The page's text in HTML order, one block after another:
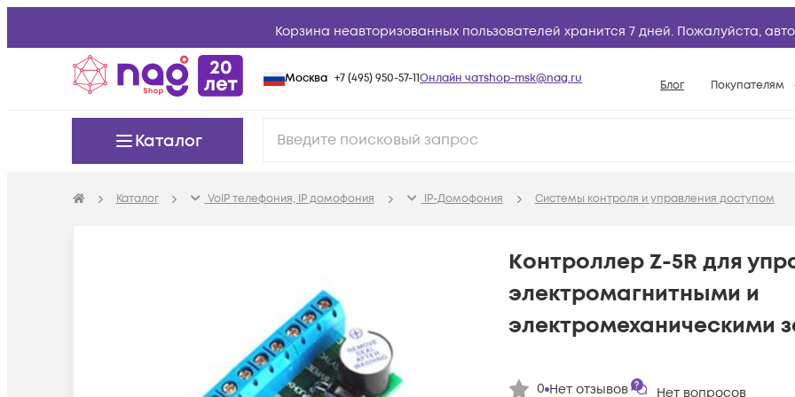
Корзина неавторизованных пользователей хранится 7 дней. Пожалуйста,
Москва +7 (495) 950-57-11Онлайн чатshop-msk@nag.ru Блог Покупателям
Условия
Возврат
Вопросы и
База знаний
Каталог
Каталог VoIP телефония, IP домофония IP-Домофония Системы контроля и управления доступом
Контроллер Z-5R для
электромагнитными и
электромеханическими
0 Нет отзывов Нет вопросов